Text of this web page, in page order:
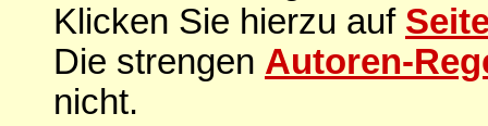
Klicken Sie hierzu auf
Die strengen Autoren-
nicht.